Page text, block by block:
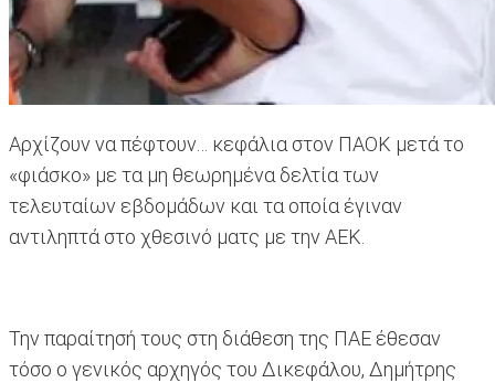
Αρχίζουν να πέφτουν… κεφάλια στον ΠΑΟΚ μετά το
«φιάσκο» με τα μη θεωρημένα δελτία των
τελευταίων εβδομάδων και τα οποία έγιναν
αντιληπτά στο χθεσινό ματς με την ΑΕΚ.
Την παραίτησή τους στη διάθεση της ΠΑΕ έθεσαν
τόσο ο γενικός αρχηγός του Δικεφάλου, Δημήτρης